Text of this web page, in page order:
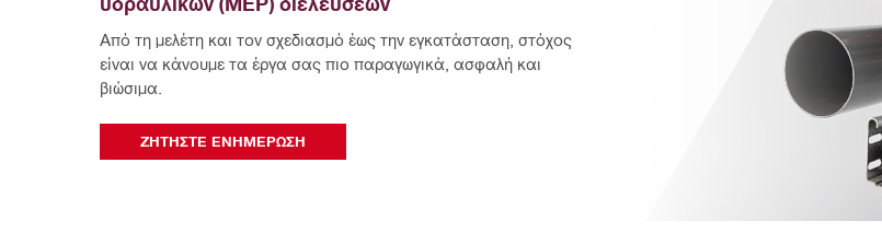
Από τη μελέτη και τον σχεδιασμό έως την εγκατάσταση, στόχος
είναι να κάνουμε τα έργα σας πιο παραγωγικά, ασφαλή και
βιώσιμα.
ΖΗΤΉΣΤΕ ΕΝΗΜΈΡΩΣΗ